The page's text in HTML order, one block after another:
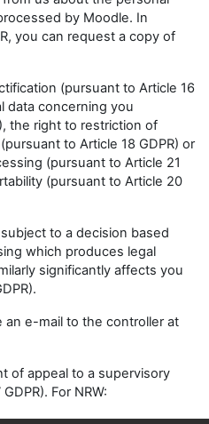
by Moodle. In
you can request a copy of
(pursuant to Article 16
data concerning you
the right to restriction of
to Article 18 GDPR) or
(pursuant to Article 21
(pursuant to Article 20
to a decision based
which produces legal
significantly affects you
an e-mail to the controller at
of appeal to a supervisory
For NRW: